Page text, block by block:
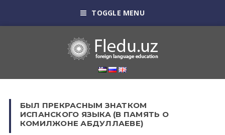
TOGGLE MENU
БЫЛ ПРЕКРАСНЫМ ЗНАТКОМ
ИСПАНСКОГО ЯЗЫКА (В ПАМЯТЬ О
КОМИЛЖОНЕ АБДУЛЛАЕВЕ)